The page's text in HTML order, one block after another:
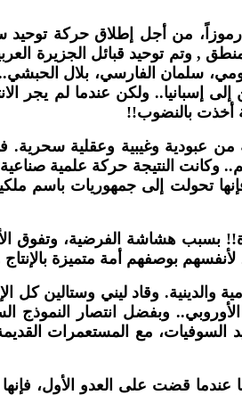
أو رموزاً، من أجل إطلاق حركة
, وتم توحيد قبائل الجزيرة
سلمان الفارسي، بلال
إسبانيا.. ولكن عندما لم يجر
أخذت بالنضوب!!
من عبودية وغيبية وعقلية سحرية.
وكانت النتيجة حركة علمية
تحولت إلى جمهوريات باسم
بسبب هشاشة الفرضية، وتفوق
بوصفهم أمة متميزة بالإنتاج
وقاد ليني وستالين كل
وبفضل انتصار النموذج
السوفيات، مع المستعمرات
عندما قضت على العدو الأول،